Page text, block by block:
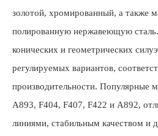
золотой, хромированный, а также
полированную нержавеющую
конических и геометрических
регулируемых вариантов,
производительности. Популярные
A893, F404, F407, F422 и A892,
линиями, стабильным качеством и